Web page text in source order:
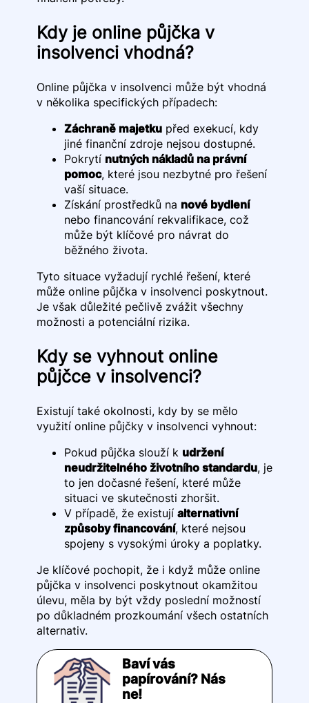
Kdy je online půjčka v
insolvenci vhodná?
Online půjčka v insolvenci může být vhodná
v několika specifických případech:
Záchraně majetkupřed exekucí, kdy
jiné finanční zdroje nejsou dostupné.
Pokrytí nutných nákladů na právní
pomoc, které jsou nezbytné pro řešení
vaší situace.
Získání prostředků na nové bydlení
nebo financování rekvalifikace, což
může být klíčové pro návrat do
běžného života.
Tyto situace vyžadují rychlé řešení, které
může online půjčka v insolvenci poskytnout.
Je však důležité pečlivě zvážit všechny
možnosti a potenciální rizika.
Kdy se vyhnout online
půjčce v insolvenci?
Existují také okolnosti, kdy by se mělo
využití online půjčky v insolvenci vyhnout:
Pokud půjčka slouží k udržení
neudržitelného životního standardu, je
to jen dočasné řešení, které může
situaci ve skutečnosti zhoršit.
V případě, že existují alternativní
způsoby financování, které nejsou
spojeny s vysokými úroky a poplatky.
Je klíčové pochopit, že i když může online
půjčka v insolvenci poskytnout okamžitou
úlevu, měla by být vždy poslední možností
po důkladném prozkoumání všech ostatních
alternativ.
Baví vás
papírování? Nás
ne!